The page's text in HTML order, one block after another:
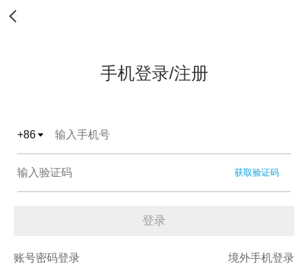
手机登录/注册
+86
获取验证码
登录
账号密码登录 境外手机登录